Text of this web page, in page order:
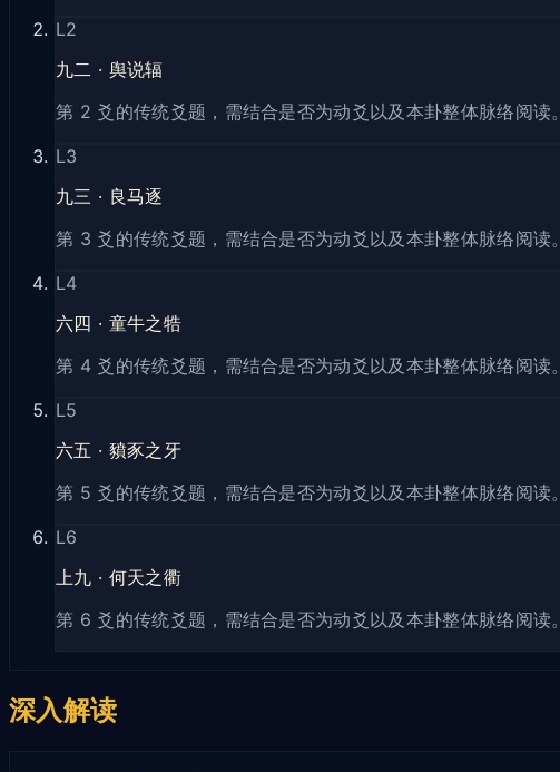
L2
九二 · 舆说辐
第 2 爻的传统爻题，需结合是否为动爻以及本卦整体脉络阅读。
L3
九三 · 良马逐
第 3 爻的传统爻题，需结合是否为动爻以及本卦整体脉络阅读。
L4
六四 · 童牛之牿
第 4 爻的传统爻题，需结合是否为动爻以及本卦整体脉络阅读。
L5
六五 · 豶豕之牙
第 5 爻的传统爻题，需结合是否为动爻以及本卦整体脉络阅读。
L6
上九 · 何天之衢
第 6 爻的传统爻题，需结合是否为动爻以及本卦整体脉络阅读。
深入解读